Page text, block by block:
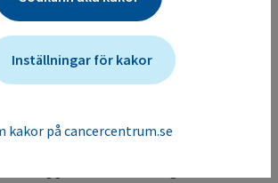
bör tas under minsta möjliga stress.
venpunktion, kraftig fysisk aktivitet
sjukdom kan leda till en fysiologisk
frisätts pulsatilt med de högsta
Inställningar för kakor
kakor på cancercentrum.se